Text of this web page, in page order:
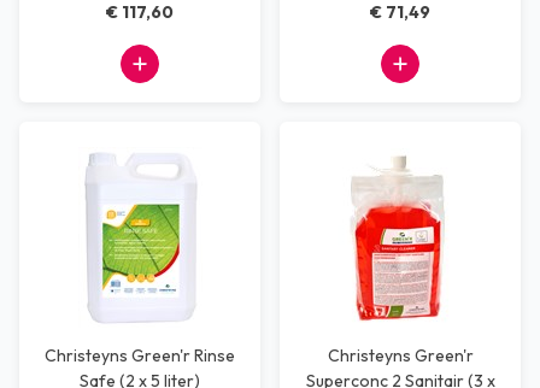
€ 117,60 € 71,49
Christeyns Green'r Rinse
Safe (2 x 5 liter)
Christeyns Green'r
Superconc 2 Sanitair (3 x